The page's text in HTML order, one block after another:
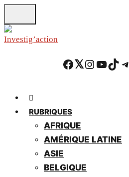
to
main
Facebook Twitter Instagram YouTube TikTok Telegram
RUBRIQUES
AFRIQUE
AMÉRIQUE LATINE
ASIE
BELGIQUE